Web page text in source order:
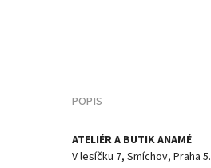
POPIS
ATELIÉR A BUTIK ANAMÉ
V lesíčku 7, Smíchov, Praha 5.